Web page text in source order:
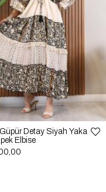
dir
Detay Siyah Yaka
Elbise